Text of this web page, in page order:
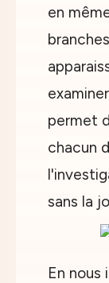
en
permet
chacun
sans la
En nous